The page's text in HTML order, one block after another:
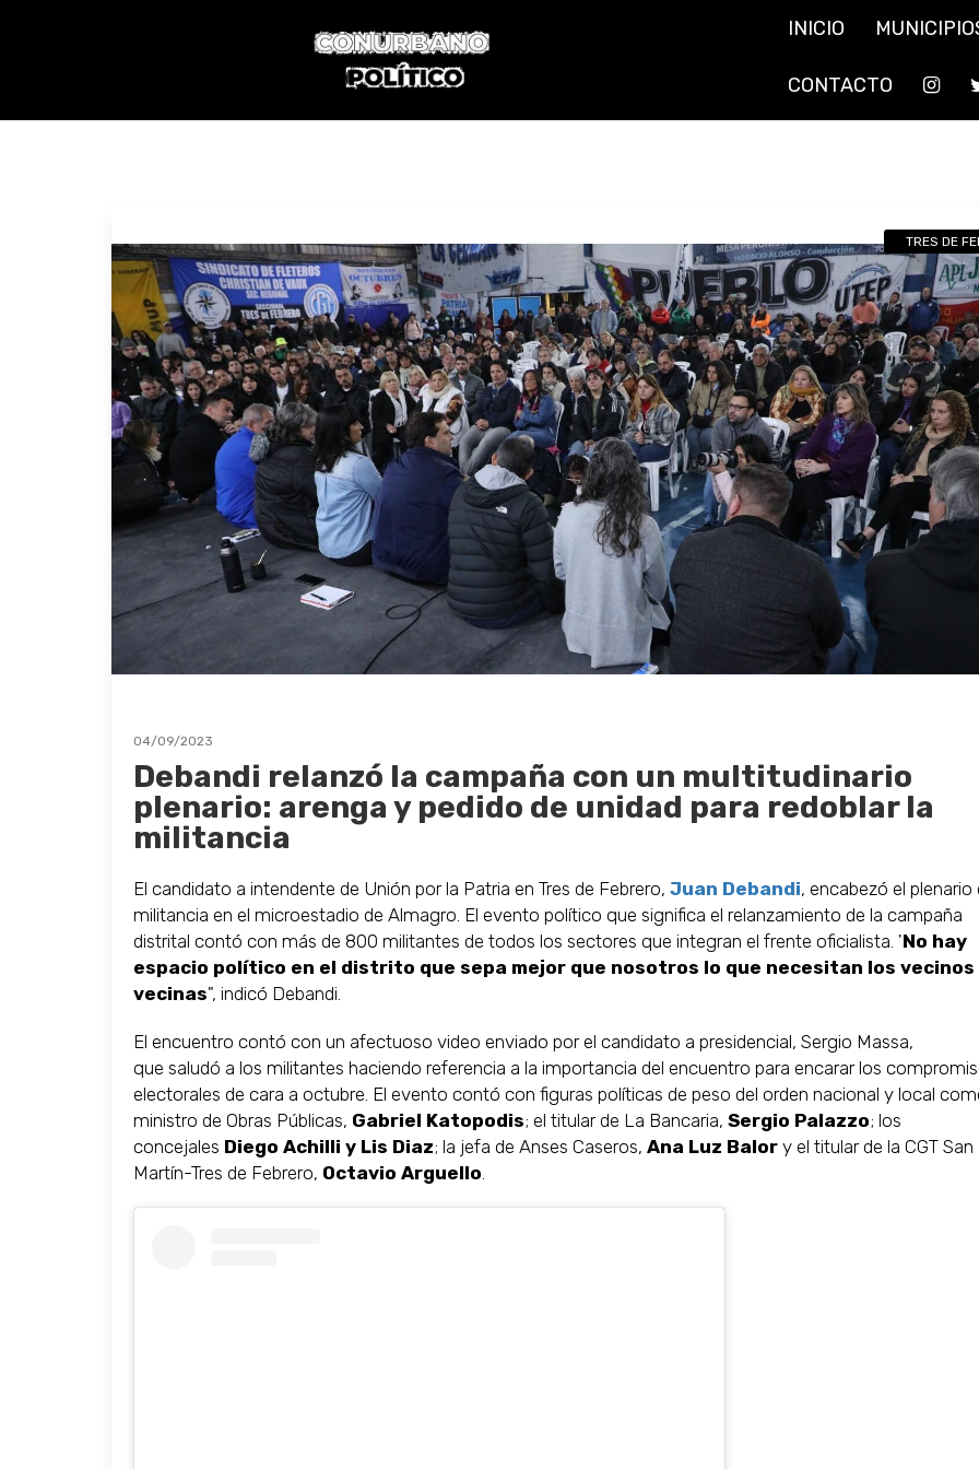
INICIO
CONTACTO
TRES DE
04/09/2023
Debandi relanzó la campaña con un multitudinario
plenario: arenga y pedido de unidad para redoblar la
militancia
El candidato a intendente de Unión por la Patria en Tres de Febrero, Juan Debandi, encabezó el plenario
militancia en el microestadio de Almagro. El evento político que significa el relanzamiento de la campaña
distrital contó con más de 800 militantes de todos los sectores que integran el frente oficialista. 'No hay
espacio político en el distrito que sepa mejor que nosotros lo que necesitan los vecinos
vecinas", indicó Debandi.
El encuentro contó con un afectuoso video enviado por el candidato a presidencial, Sergio Massa,
que saludó a los militantes haciendo referencia a la importancia del encuentro para encarar los
electorales de cara a octubre. El evento contó con figuras políticas de peso del orden nacional y local
ministro de Obras Públicas, Gabriel Katopodis; el titular de La Bancaria, Sergio Palazzo; los
concejales Diego Achilli y Lis Diaz; la jefa de Anses Caseros, Ana Luz Balor y el titular de la CGT San
Martín-Tres de Febrero, Octavio Arguello.